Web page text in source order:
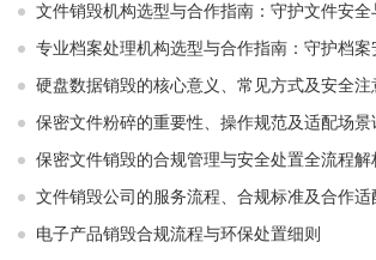
文件销毁机构选型与合作指南：守护文件安全与合
专业档案处理机构选型与合作指南：守护档案安全
硬盘数据销毁的核心意义、常见方式及安全注
保密文件粉碎的重要性、操作规范及适配场景
保密文件销毁的合规管理与安全处置全流程解
文件销毁公司的服务流程、合规标准及合作适
电子产品销毁合规流程与环保处置细则